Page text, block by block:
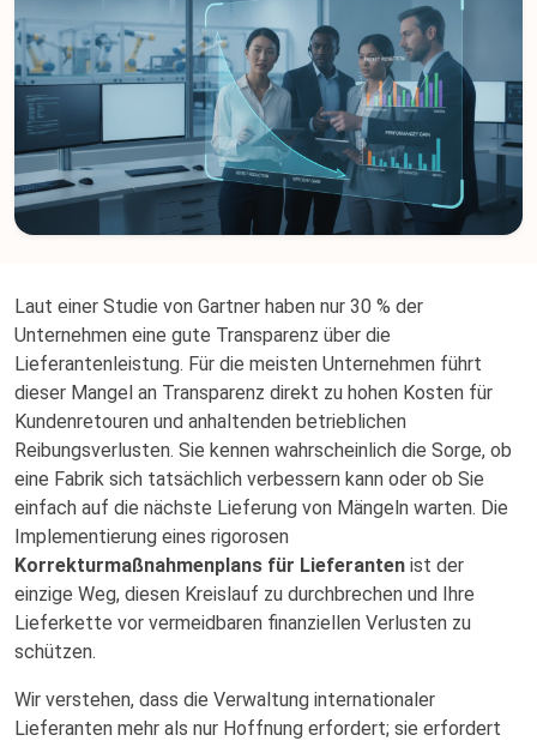
Laut einer Studie von Gartner haben nur 30 % der
Unternehmen eine gute Transparenz über die
Lieferantenleistung. Für die meisten Unternehmen führt
dieser Mangel an Transparenz direkt zu hohen Kosten für
Kundenretouren und anhaltenden betrieblichen
Reibungsverlusten. Sie kennen wahrscheinlich die Sorge, ob
eine Fabrik sich tatsächlich verbessern kann oder ob Sie
einfach auf die nächste Lieferung von Mängeln warten. Die
Implementierung eines rigorosen
Korrekturmaßnahmenplans für Lieferanten ist der
einzige Weg, diesen Kreislauf zu durchbrechen und Ihre
Lieferkette vor vermeidbaren finanziellen Verlusten zu
schützen.
Wir verstehen, dass die Verwaltung internationaler
Lieferanten mehr als nur Hoffnung erfordert; sie erfordert